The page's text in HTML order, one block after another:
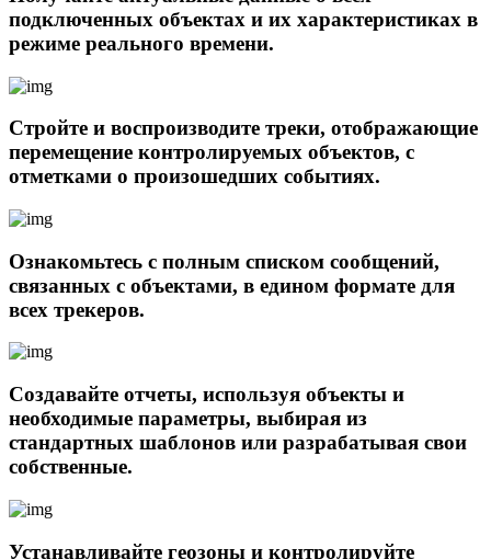
подключенных объектах и их характеристиках в
режиме реального времени.
Стройте и воспроизводите треки, отображающие
перемещение контролируемых объектов, с
отметками о произошедших событиях.
Ознакомьтесь с полным списком сообщений,
связанных с объектами, в едином формате для
всех трекеров.
Создавайте отчеты, используя объекты и
необходимые параметры, выбирая из
стандартных шаблонов или разрабатывая свои
собственные.
Устанавливайте геозоны и контролируйте